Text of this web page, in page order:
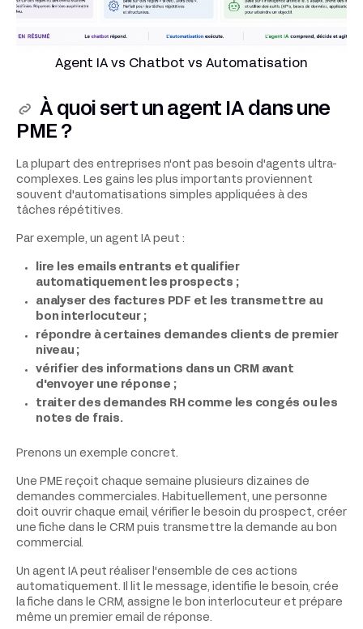
Agent IA vs Chatbot vs Automatisation
À quoi sert un agent IA dans une
PME ?
La plupart des entreprises n'ont pas besoin d'agents ultra-
complexes. Les gains les plus importants proviennent
souvent d'automatisations simples appliquées à des
tâches répétitives.
Par exemple, un agent IA peut :
lire les emails entrants et qualifier
automatiquement les prospects ;
analyser des factures PDF et les transmettre au
bon interlocuteur ;
répondre à certaines demandes clients de premier
niveau ;
vérifier des informations dans un CRM avant
d'envoyer une réponse ;
traiter des demandes RH comme les congés ou les
notes de frais.
Prenons un exemple concret.
Une PME reçoit chaque semaine plusieurs dizaines de
demandes commerciales. Habituellement, une personne
doit ouvrir chaque email, vérifier le besoin du prospect, créer
une fiche dans le CRM puis transmettre la demande au bon
commercial.
Un agent IA peut réaliser l'ensemble de ces actions
automatiquement. Il lit le message, identifie le besoin, crée
la fiche dans le CRM, assigne le bon interlocuteur et prépare
même un premier email de réponse.